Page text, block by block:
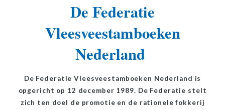
De Federatie
Vleesveestamboeken
Nederland
De Federatie Vleesveestamboeken Nederland is
opgericht op 12 december 1989. De Federatie stelt
zich ten doel de promotie en de rationele fokkerij